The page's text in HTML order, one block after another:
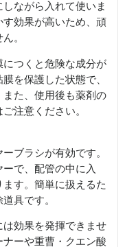
ながら入れて使いま
効果が高いため、頑
。
につくと危険な成分が
を保護した状態で、
た、使用後も薬剤の
注意ください。
ブラシが有効です。
で、配管の中に入
す。簡単に扱えるた
具です。
効果を発揮できませ
ーや重曹・クエン酸